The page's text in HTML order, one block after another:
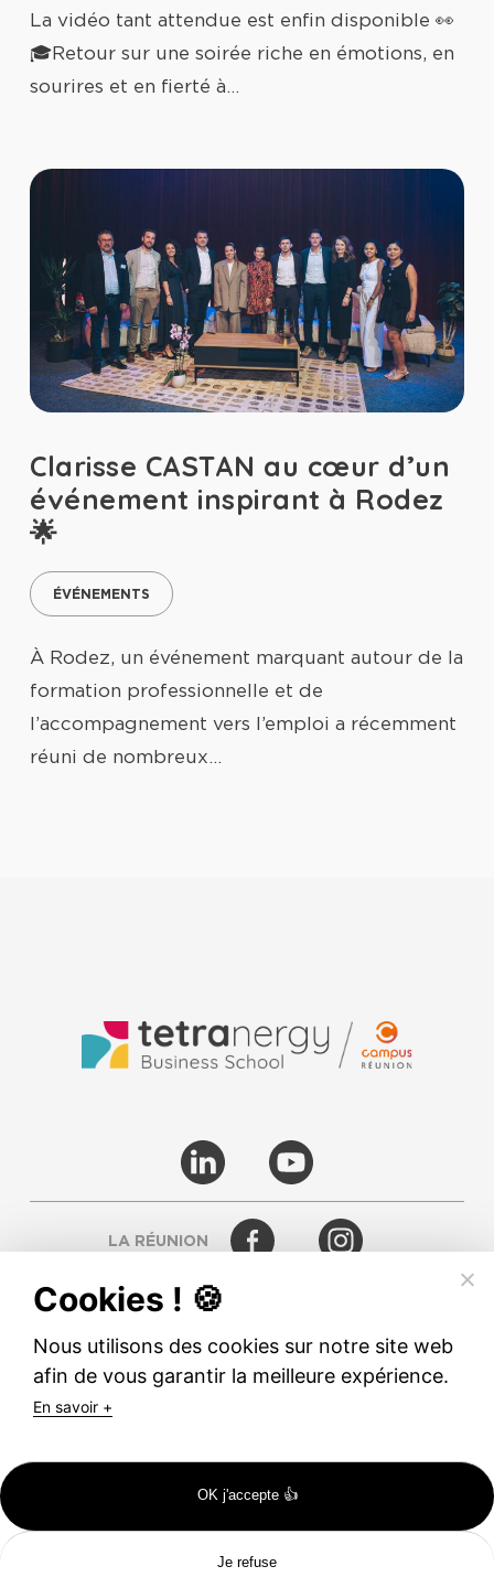
La vidéo tant attendue est enfin disponible 👀
🎓Retour sur une soirée riche en émotions, en
sourires et en fierté à…
Clarisse CASTAN au cœur d’un
événement inspirant à Rodez
🌟
ÉVÉNEMENTS
À Rodez, un événement marquant autour de la
formation professionnelle et de
l’accompagnement vers l’emploi a récemment
réuni de nombreux…
LA RÉUNION
CGV
Cookies ! 🍪
Nous utilisons des cookies sur notre site web
afin de vous garantir la meilleure expérience.
En savoir +
OK j'accepte 👍
Je refuse